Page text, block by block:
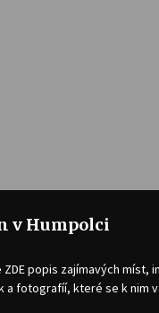
v Humpolci
ZDE popis zajímavých míst,
a fotografíí, které se k nim